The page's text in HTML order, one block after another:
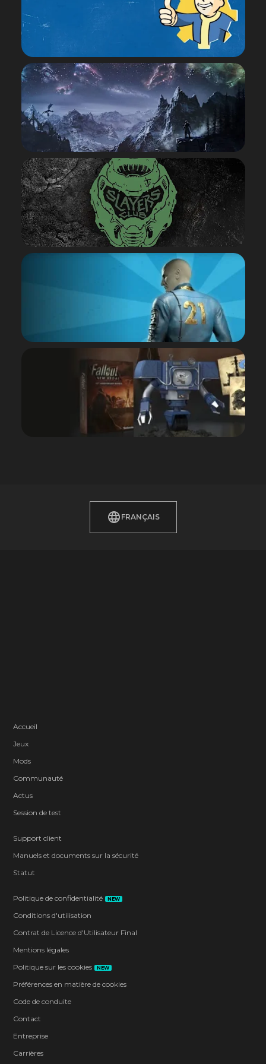
FALLOUT
EXPLORER
THE ELDER SCROLLS
EXPLORER
SLAYERS CLUB
BETHESDA BUNDLE
PLUS DE DÉTAILS
FRANÇAIS
Accueil
Jeux
Mods
Communauté
Actus
Session de test
Support client
Manuels et documents sur la sécurité
Statut
Politique de confidentialité NEW
Conditions d'utilisation
Contrat de Licence d'Utilisateur Final
Mentions légales
Politique sur les cookies
NEW
Préférences en matière de cookies
Code de conduite
Contact
Entreprise
Carrières